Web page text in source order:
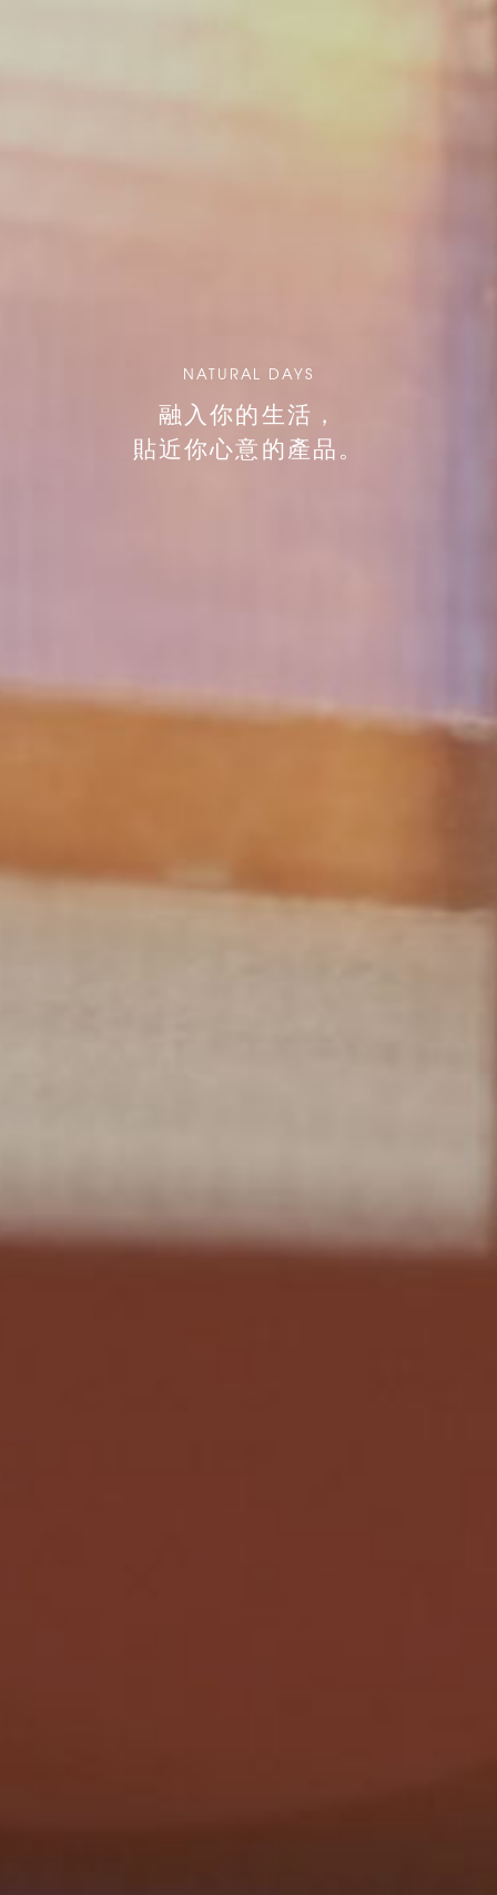
NATURAL DAYS
融入你的生活，
貼近你心意的產品。